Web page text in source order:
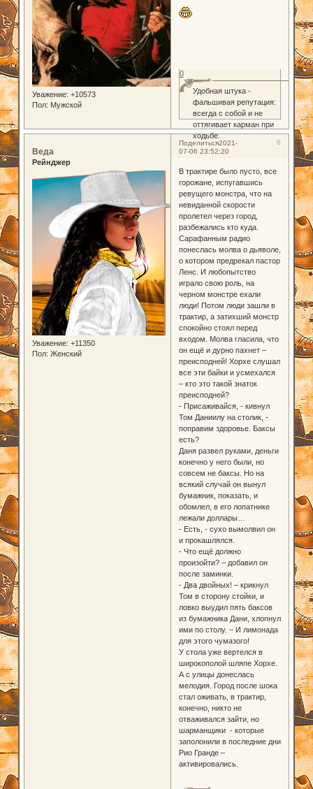
Уважение: +10573
Пол: Мужской
Удобная штука -
фальшивая репутация:
всегда с собой и не
оттягивает карман при
ходьбе.
0
Поделиться 6
2021-
07-06 23:52:20
Веда
Рейнджер
Уважение: +11350
Пол: Женский
В трактире было пусто, все
горожане, испугавшись
ревущего монстра, что на
невиданной скорости
пролетел через город,
разбежались кто куда.
Сарафанным радио
понеслась молва о дьяволе,
о котором предрекал пастор
Ленс. И любопытство
играло свою роль, на
черном монстре ехали
люди! Потом люди зашли в
трактир, а затихший монстр
спокойно стоял перед
входом. Молва гласила, что
он ещё и дурно пахнет –
преисподней! Хорхе слушал
все эти байки и усмехался
– кто это такой знаток
преисподней?
- Присаживайся, - кивнул
Том Даниилу на столик, -
поправим здоровье. Баксы
есть?
Даня развел руками, деньги
конечно у него были, но
совсем не баксы. Но на
всякий случай он вынул
бумажник, показать, и
обомлел, в его лопатнике
лежали доллары…
- Есть, - сухо вымолвил он
и прокашлялся.
- Что ещё должно
произойти? – добавил он
после заминки.
- Два двойных! – крикнул
Том в сторону стойки, и
ловко выудил пять баксов
из бумажника Дани, хлопнул
ими по столу. – И лимонада
для этого чумазого!
У стола уже вертелся в
широкополой шляпе Хорхе.
А с улицы донеслась
мелодия. Город после шока
стал оживать, в трактир,
конечно, никто не
отваживался зайти, но
шарманщики - которые
заполонили в последние дни
Рио Гранде –
активировались.